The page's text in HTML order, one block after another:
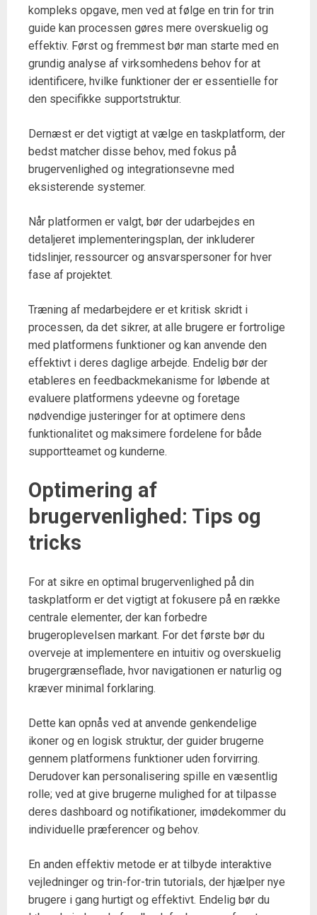
kompleks opgave, men ved at følge en trin for trin
guide kan processen gøres mere overskuelig og
effektiv. Først og fremmest bør man starte med en
grundig analyse af virksomhedens behov for at
identificere, hvilke funktioner der er essentielle for
den specifikke supportstruktur.
Dernæst er det vigtigt at vælge en taskplatform, der
bedst matcher disse behov, med fokus på
brugervenlighed og integrationsevne med
eksisterende systemer.
Når platformen er valgt, bør der udarbejdes en
detaljeret implementeringsplan, der inkluderer
tidslinjer, ressourcer og ansvarspersoner for hver
fase af projektet.
Træning af medarbejdere er et kritisk skridt i
processen, da det sikrer, at alle brugere er fortrolige
med platformens funktioner og kan anvende den
effektivt i deres daglige arbejde. Endelig bør der
etableres en feedbackmekanisme for løbende at
evaluere platformens ydeevne og foretage
nødvendige justeringer for at optimere dens
funktionalitet og maksimere fordelene for både
supportteamet og kunderne.
Optimering af
brugervenlighed: Tips og
tricks
For at sikre en optimal brugervenlighed på din
taskplatform er det vigtigt at fokusere på en række
centrale elementer, der kan forbedre
brugeroplevelsen markant. For det første bør du
overveje at implementere en intuitiv og overskuelig
brugergrænseflade, hvor navigationen er naturlig og
kræver minimal forklaring.
Dette kan opnås ved at anvende genkendelige
ikoner og en logisk struktur, der guider brugerne
gennem platformens funktioner uden forvirring.
Derudover kan personalisering spille en væsentlig
rolle; ved at give brugerne mulighed for at tilpasse
deres dashboard og notifikationer, imødekommer du
individuelle præferencer og behov.
En anden effektiv metode er at tilbyde interaktive
vejledninger og trin-for-trin tutorials, der hjælper nye
brugere i gang hurtigt og effektivt. Endelig bør du